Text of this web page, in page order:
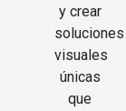
y crear
soluciones
visuales
únicas
que